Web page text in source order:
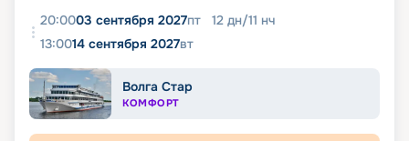
20:0003 сентября 2027пт 12 дн/11 нч
13:0014 сентября 2027вт
Волга Стар
КОМФОРТ